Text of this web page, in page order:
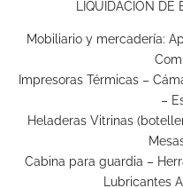
LIQUIDACIÓN DE
Mobiliario y mercadería:
Impresoras Térmicas –
–
Heladeras Vitrinas
Cabina para guardia –
Lubricantes